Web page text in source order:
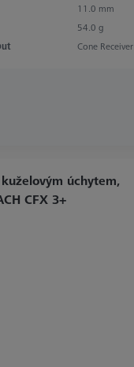
11.0 mm
54.0 g
Cone Receiver
úchytem,
CFX 3+